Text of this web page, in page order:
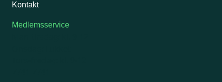
Kontakt
Medlemsservice